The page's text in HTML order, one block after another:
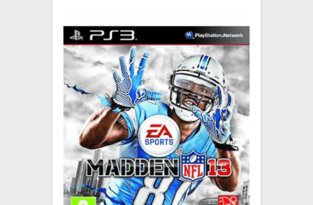
KONTAKT
PRODEJNY
XZONE KLUB
TCG & BOARDGAME HUB